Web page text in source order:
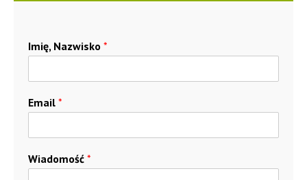
Imię, Nazwisko *
Email *
Wiadomość *